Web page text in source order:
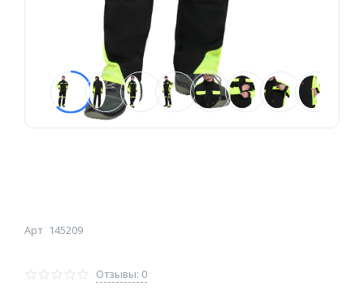
Арт 145209
Отзывы: 0